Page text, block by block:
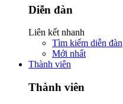
Diễn đàn
Liên kết nhanh
Tìm kiếm diễn đàn
Mới nhất
Thành viên
Thành viên